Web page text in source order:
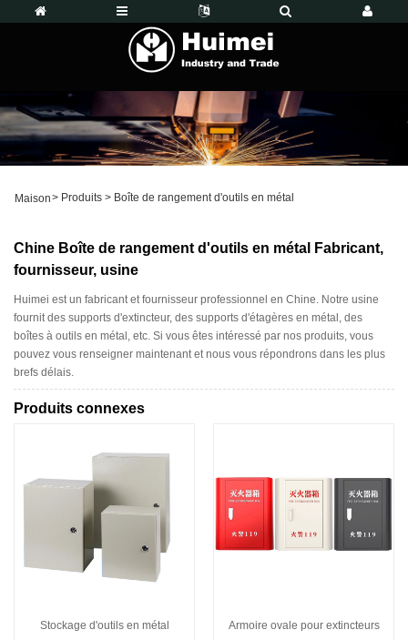
Maison> Produits > Boîte de rangement d'outils en métal
Chine Boîte de rangement d'outils en métal Fabricant,
fournisseur, usine
Huimei est un fabricant et fournisseur professionnel en Chine. Notre usine
fournit des supports d'extincteur, des supports d'étagères en métal, des
boîtes à outils en métal, etc. Si vous êtes intéressé par nos produits, vous
pouvez vous renseigner maintenant et nous vous répondrons dans les plus
brefs délais.
Produits connexes
Stockage d'outils en métal
Armoire ovale pour extincteurs